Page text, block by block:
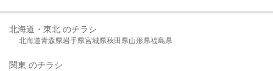
北海道・東北 のチラシ
北海道青森県岩手県宮城県秋田県山形県福島県
関東 のチラシ